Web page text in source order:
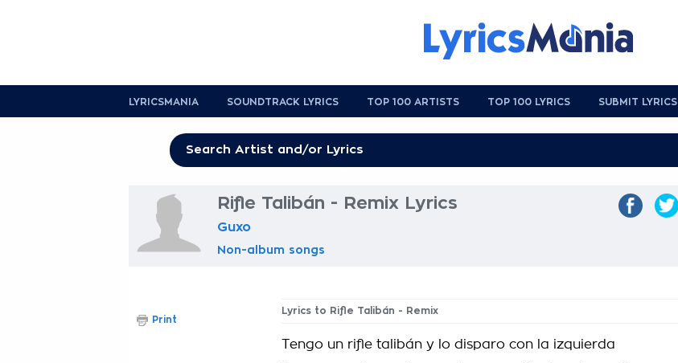
LYRICSMANIA SOUNDTRACK LYRICS TOP 100 ARTISTS TOP 100 LYRICS SUBMIT LYRICS
Rifle Talibán - Remix Lyrics
Guxo
Non-album songs
Lyrics to Rifle Talibán - Remix
Tengo un rifle talibán y lo disparo con la izquierda
Print